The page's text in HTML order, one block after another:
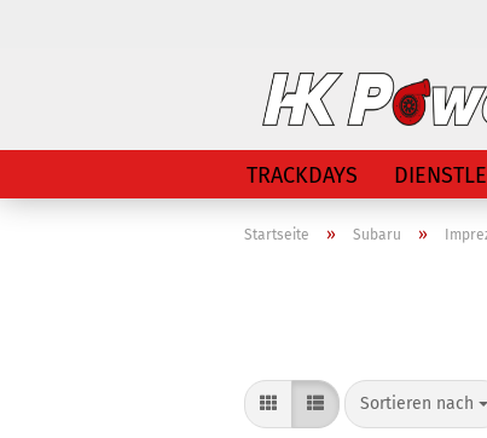
TRACKDAYS
Startseite » Subaru »
Sortieren nach